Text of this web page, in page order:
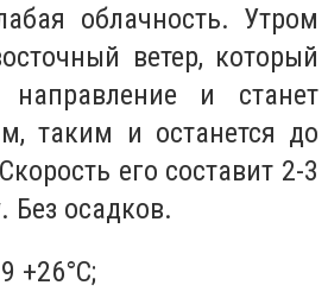
облачность. Утром
ветер, который
и станет
таким и останется до
его составит 2-3
Без осадков.
+26°C;